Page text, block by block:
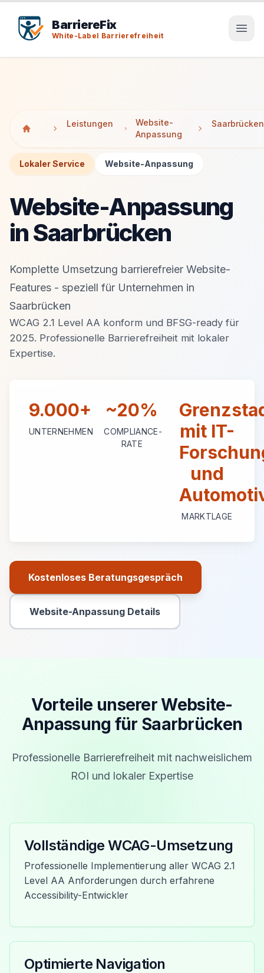
BarriereFix
White-Label Barrierefreiheit
Leistungen
Website-
Anpassung
Saarbrücken
Lokaler Service Website-Anpassung
Website-Anpassung
in Saarbrücken
Komplette Umsetzung barrierefreier Website-
Features - speziell für Unternehmen in
Saarbrücken
WCAG 2.1 Level AA konform und BFSG-ready für
2025. Professionelle Barrierefreiheit mit lokaler
Expertise.
9.000+
UNTERNEHMEN
~20%
COMPLIANCE-
RATE
mit IT-
und
MARKTLAGE
Kostenloses Beratungsgespräch
Primäre Aktion
Website-Anpassung Details
Sekundäre Aktion
Vorteile unserer Website-
Anpassung für Saarbrücken
Professionelle Barrierefreiheit mit nachweislichem
ROI und lokaler Expertise
Vollständige WCAG-Umsetzung
Professionelle Implementierung aller WCAG 2.1
Level AA Anforderungen durch erfahrene
Accessibility-Entwickler
Optimierte Navigation